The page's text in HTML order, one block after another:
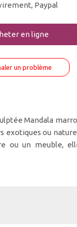
Paypal
en ligne
un problème
Mandala
exotiques ou
ou un meuble,